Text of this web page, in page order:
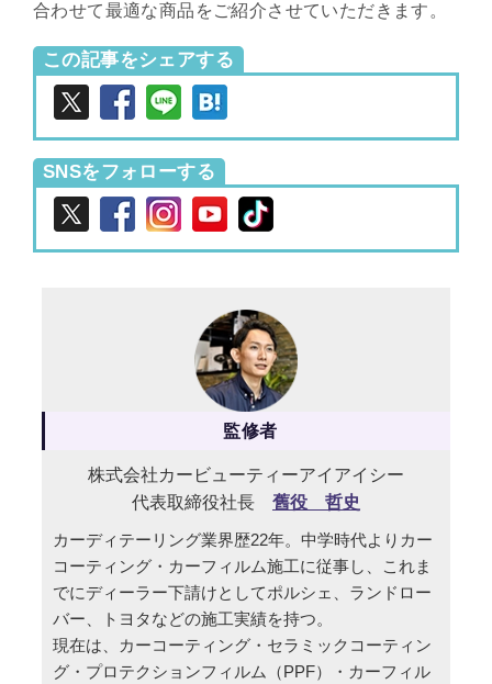
合わせて最適な商品をご紹介させていただきます。
この記事をシェアする
SNSをフォローする
監修者
株式会社カービューティーアイアイシー
代表取締役社長 舊役 哲史
カーディテーリング業界歴22年。中学時代よりカー
コーティング・カーフィルム施工に従事し、これま
でにディーラー下請けとしてポルシェ、ランドロー
バー、トヨタなどの施工実績を持つ。
現在は、カーコーティング・セラミックコーティン
グ・プロテクションフィルム（PPF）・カーフィル